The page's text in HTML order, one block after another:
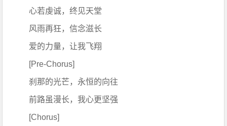
心若虔诚，终见天堂
风雨再狂，信念滋长
爱的力量，让我飞翔
[Pre-Chorus]
刹那的光芒，永恒的向往
前路虽漫长，我心更坚强
[Chorus]